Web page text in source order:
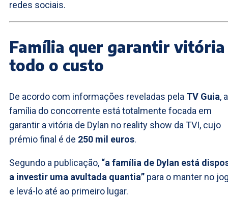
redes sociais.
Família quer garantir vitória
todo o custo
De acordo com informações reveladas pela TV Guia, a
família do concorrente está totalmente focada em
garantir a vitória de Dylan no reality show da TVI, cujo
prémio final é de 250 mil euros.
Segundo a publicação, “a família de Dylan está
a investir uma avultada quantia” para o manter no
e levá-lo até ao primeiro lugar.